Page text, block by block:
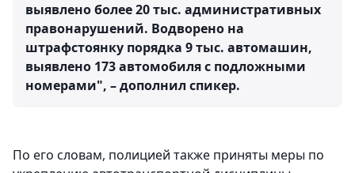
выявлено более 20 тыс. административных
правонарушений. Водворено на
штрафстоянку порядка 9 тыс. автомашин,
выявлено 173 автомобиля с подложными
номерами", – дополнил спикер.
По его словам, полицией также приняты меры по